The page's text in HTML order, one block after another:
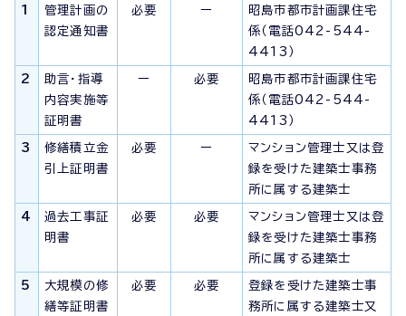
1
管理計画の
認定通知書
必要 ー
昭島市都市計画課住宅
係（電話042-544-
4413）
2
助言・指導
内容実施等
証明書
ー 必要
昭島市都市計画課住宅
係（電話042-544-
4413）
3
修繕積立金
引上証明書
必要 ー
マンション管理士又は登
録を受けた建築士事務
所に属する建築士
4
過去工事証
明書
必要 必要
マンション管理士又は登
録を受けた建築士事務
所に属する建築士
5
大規模の修
繕等証明書
必要 必要
登録を受けた建築士事
務所に属する建築士又